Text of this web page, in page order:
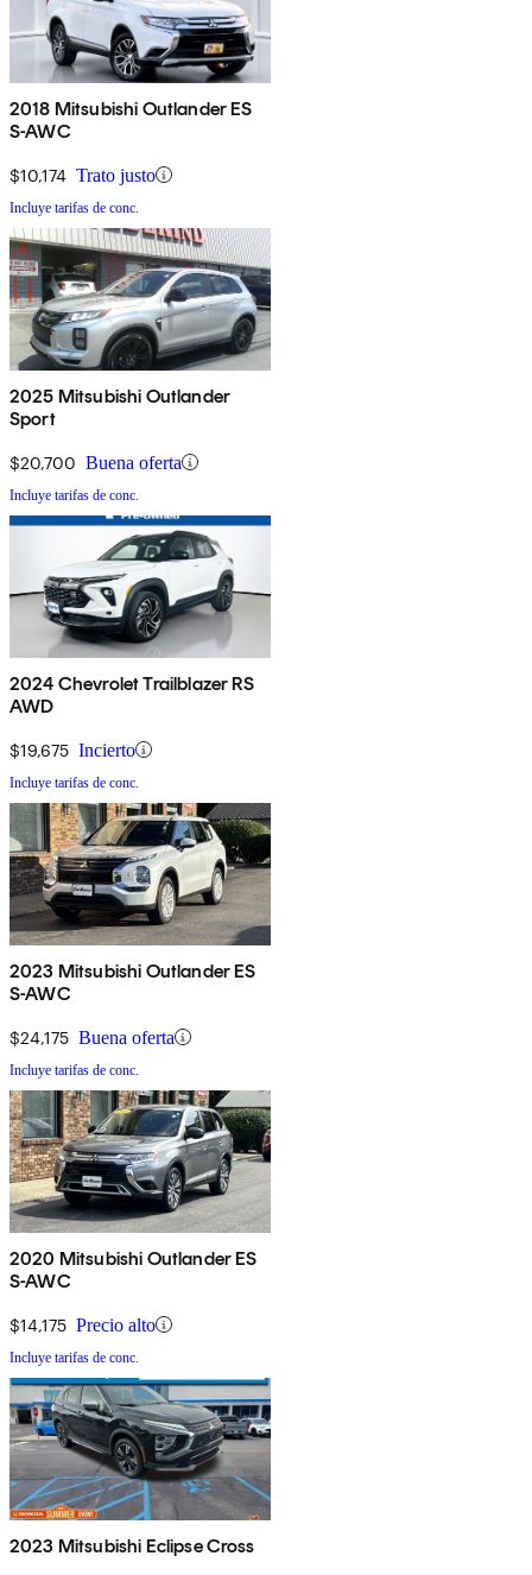
2018 Mitsubishi Outlander ES
S-AWC
$10,174 Trato justo
Incluye tarifas de conc.
2025 Mitsubishi Outlander
Sport
$20,700 Buena oferta
Incluye tarifas de conc.
2024 Chevrolet Trailblazer RS
AWD
$19,675 Incierto
Incluye tarifas de conc.
2023 Mitsubishi Outlander ES
S-AWC
$24,175 Buena oferta
Incluye tarifas de conc.
2020 Mitsubishi Outlander ES
S-AWC
$14,175 Precio alto
Incluye tarifas de conc.
2023 Mitsubishi Eclipse Cross